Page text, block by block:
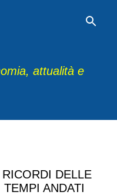
attualità e
DELLE
ANDATI